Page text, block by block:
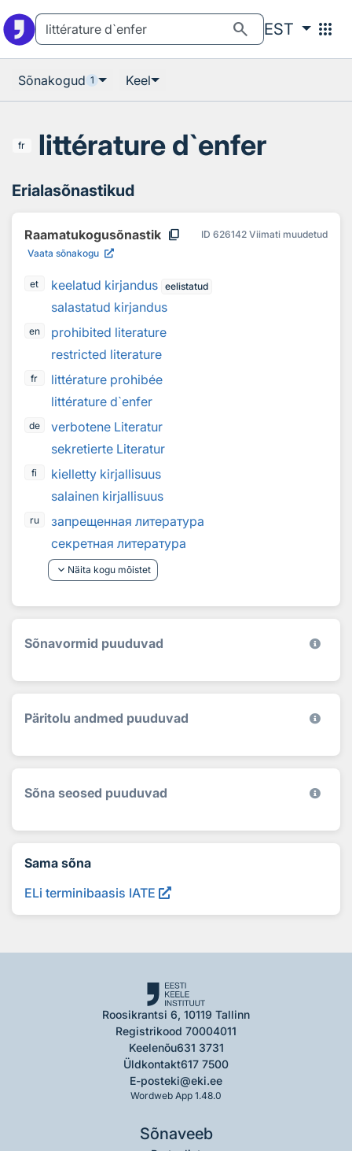
search EST apps
Sõnakogud 1 Keel
fr littérature d`enfer
Erialasõnastikud
Raamatukogusõnastik content_copy ID 626142 Viimati muudetud
Vaata sõnakogu
et keelatud kirjandus eelistatud
salastatud kirjandus
en
prohibited literature
restricted literature
fr
littérature prohibée
littérature d`enfer
de
verbotene Literatur
sekretierte Literatur
fi
kielletty kirjallisuus
salainen kirjallisuus
ru
запрещенная литература
секретная литература
keyboard_arrow_down Näita kogu mõistet
Sõnavormid puuduvad
Päritolu andmed puuduvad
Sõna seosed puuduvad
Sama sõna
ELi terminibaasis IATE
Roosikrantsi 6, 10119 Tallinn
Registrikood 70004011
Keelenõu631 3731
Üldkontakt617 7500
E-posteki@eki.ee
Wordweb App 1.48.0
Sõnaveeb